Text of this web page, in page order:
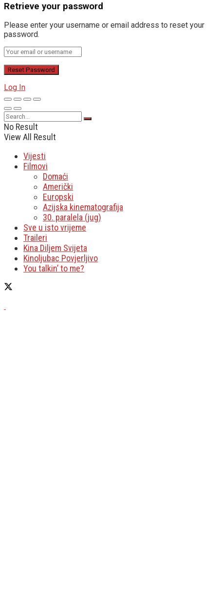
Retrieve your password
Please enter your username or email address to reset your
password.
Log In
No Result
View All Result
Vijesti
Filmovi
Domaći
Američki
Europski
Azijska kinematografija
30. paralela (jug)
Sve u isto vrijeme
Traileri
Kina Diljem Svijeta
Kinoljubac Povjerljivo
You talkin’ to me?